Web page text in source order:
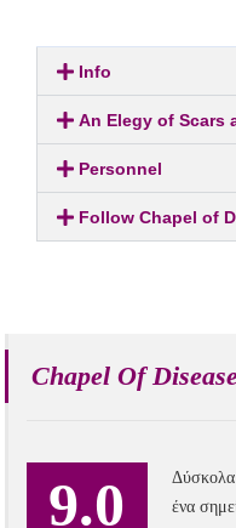
Info
An Elegy of Scars
Personnel
Follow Chapel of
Chapel Of
9.0
Δύσκολα
ένα